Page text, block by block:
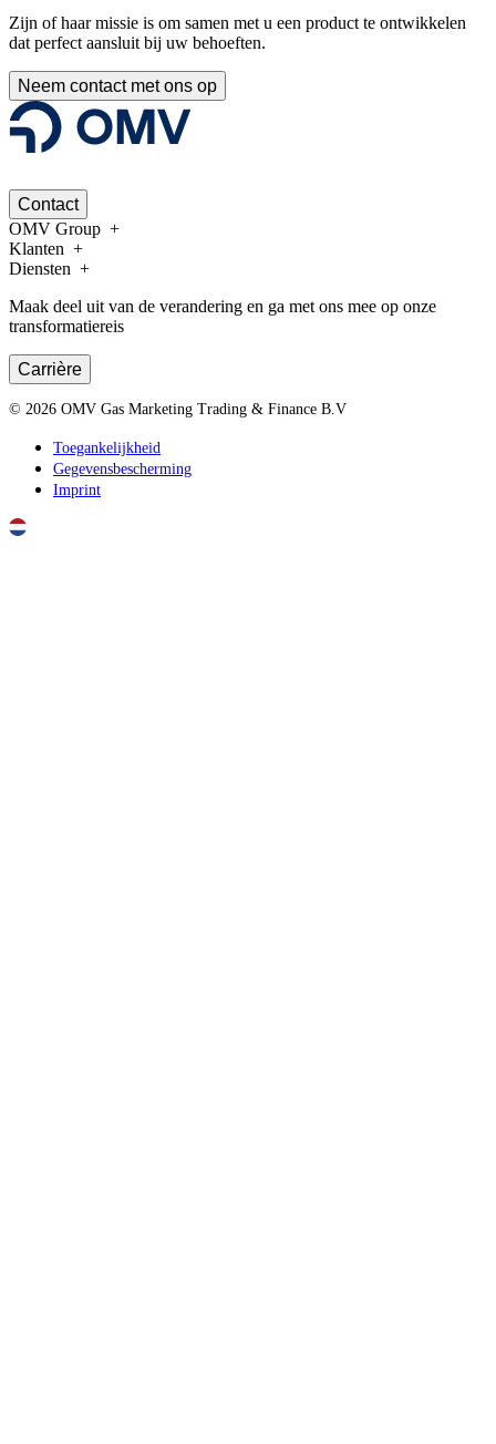
Zijn of haar missie is om samen met u een product te ontwikkelen
dat perfect aansluit bij uw behoeften.
Neem contact met ons op
Contact
OMV Group
Klanten
Diensten
Maak deel uit van de verandering en ga met ons mee op onze
transformatiereis
Carrière
© 2026 OMV Gas Marketing Trading & Finance B.V
Toegankelijkheid
Gegevensbescherming
Imprint